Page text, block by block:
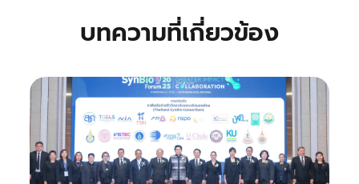
บทความที่เกี่ยวข้อง